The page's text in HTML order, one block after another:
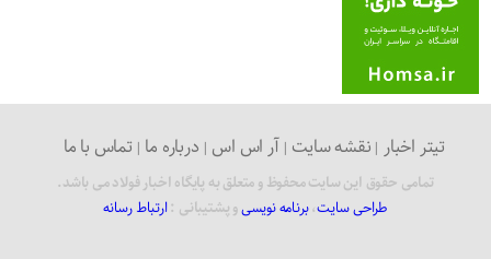
تیتر اخبار نقشه سایت آر اس اس درباره ما تماس با ما
تمامی حقوق این سایت محفوظ و متعلق به پایگاه اخبار فولاد می باشد.
طراحی سایت،برنامه نویسیو پشتیبانی :ارتباط رسانه